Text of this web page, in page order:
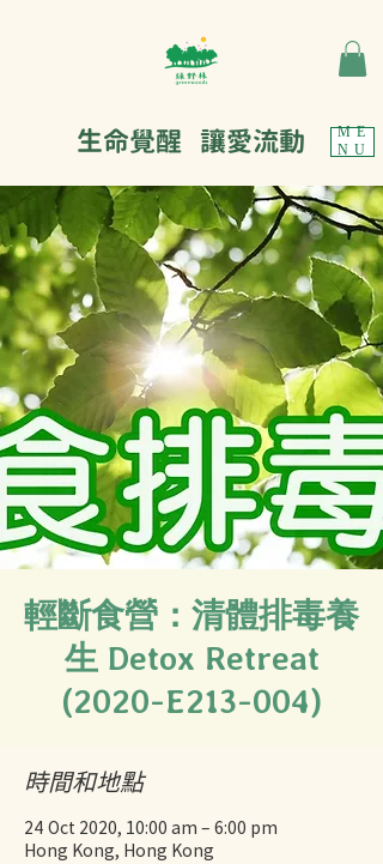
ME
NU
生命覺醒 讓愛流動
輕斷食營：清體排毒養
生 Detox Retreat
(2020-E213-004)
時間和地點
24 Oct 2020, 10:00 am – 6:00 pm
Hong Kong, Hong Kong